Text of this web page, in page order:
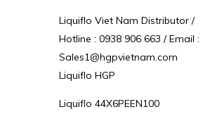
Liquiflo Viet Nam Distributor /
Hotline : 0938 906 663 / Email :
Sales1@hgpvietnam.com
Liquiflo HGP
Liquiflo 44X6PEEN100